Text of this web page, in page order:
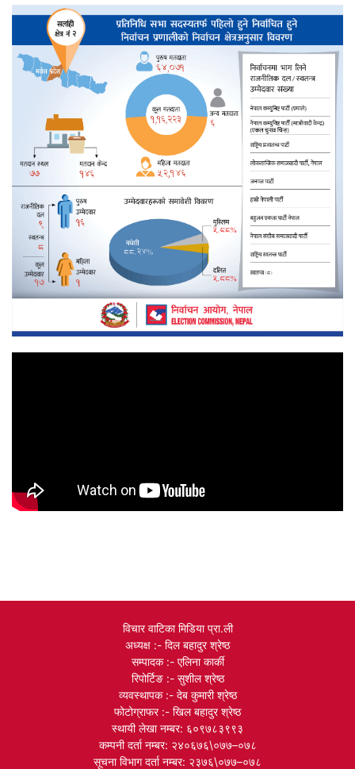
विचार वाटिका मिडिया प्रा.ली
अध्यक्ष :- दिल बहादुर श्रेष्ठ
सम्पादक :- एलिना कार्की
रिपोर्टिङ :- सुशील श्रेष्ठ
व्यवस्थापक :- देब कुमारी श्रेष्ठ
फोटोग्राफर :- खिल बहादुर श्रेष्ठ
स्थायी लेखा नम्बर: ६०९७८३९९३
कम्पनी दर्ता नम्बर: २४०६७६\०७७–०७८
सूचना विभाग दर्ता नम्बर: २३७६\०७७–०७८